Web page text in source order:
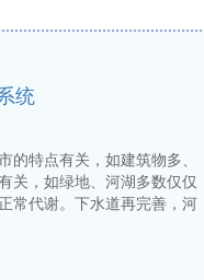
统
特点有关，如建筑物多、
关，如绿地、河湖多数仅仅
常代谢。下水道再完善，河